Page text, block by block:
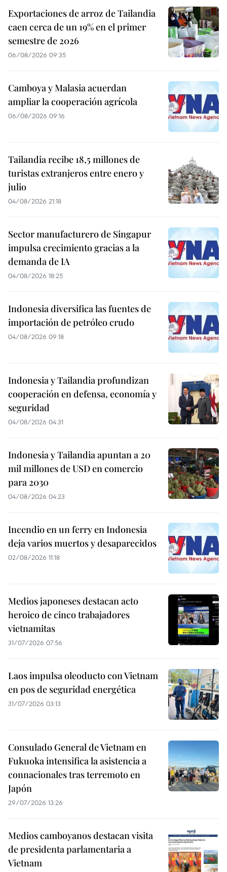
Exportaciones de arroz de Tailandia
caen cerca de un 19% en el primer
semestre de 2026
06/08/2026 09:35
Camboya y Malasia acuerdan
ampliar la cooperación agrícola
06/08/2026 09:16
Tailandia recibe 18,5 millones de
turistas extranjeros entre enero y
julio
04/08/2026 21:18
Sector manufacturero de Singapur
impulsa crecimiento gracias a la
demanda de IA
04/08/2026 18:25
Indonesia diversifica las fuentes de
importación de petróleo crudo
04/08/2026 09:18
Indonesia y Tailandia profundizan
cooperación en defensa, economía y
seguridad
04/08/2026 04:31
Indonesia y Tailandia apuntan a 20
mil millones de USD en comercio
para 2030
04/08/2026 04:23
Incendio en un ferry en Indonesia
deja varios muertos y desaparecidos
02/08/2026 11:18
Medios japoneses destacan acto
heroico de cinco trabajadores
vietnamitas
31/07/2026 07:56
Laos impulsa oleoducto con Vietnam
en pos de seguridad energética
31/07/2026 03:13
Consulado General de Vietnam en
Fukuoka intensifica la asistencia a
connacionales tras terremoto en
Japón
29/07/2026 13:26
Medios camboyanos destacan visita
de presidenta parlamentaria a
Vietnam